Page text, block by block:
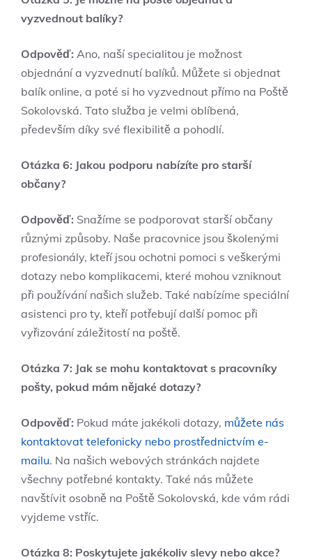
vyzvednout balíky?
Odpověď: Ano, naší specialitou je možnost
objednání a vyzvednutí balíků. Můžete si objednat
balík online, a poté si ho vyzvednout přímo na Poště
Sokolovská. Tato služba je velmi oblíbená,
především díky své flexibilitě a pohodlí.
Otázka 6: Jakou podporu nabízíte pro starší
občany?
Odpověď: Snažíme se podporovat starší občany
různými způsoby. Naše pracovnice jsou školenými
profesionály, kteří jsou ochotni pomoci s veškerými
dotazy nebo komplikacemi, které mohou vzniknout
při používání našich služeb. Také nabízíme speciální
asistenci pro ty, kteří potřebují další pomoc při
vyřizování záležitostí na poště.
Otázka 7: Jak se mohu kontaktovat s pracovníky
pošty, pokud mám nějaké dotazy?
Odpověď: Pokud máte jakékoli dotazy, můžete nás
kontaktovat telefonicky nebo prostřednictvím e-
mailu. Na našich webových stránkách najdete
všechny potřebné kontakty. Také nás můžete
navštívit osobně na Poště Sokolovská, kde vám rádi
vyjdeme vstříc.
Otázka 8: Poskytujete jakékoliv slevy nebo akce?